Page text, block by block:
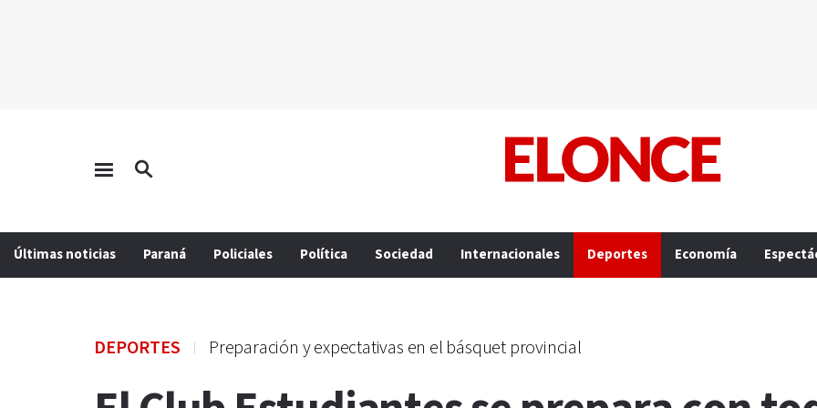
Últimas noticias Paraná Policiales Política Sociedad Internacionales Deportes Economía
DEPORTES Preparación y expectativas en el básquet provincial